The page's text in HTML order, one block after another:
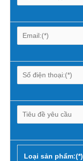
Loại sản phẩm:(*)